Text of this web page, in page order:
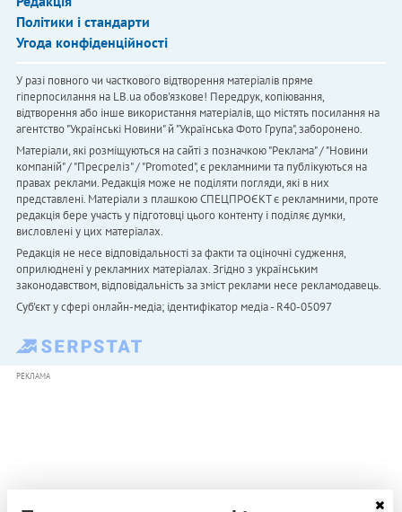
Політики і стандарти
Угода конфіденційності
У разі повного чи часткового відтворення матеріалів пряме
гіперпосилання на LB.ua обов'язкове! Передрук, копіювання,
відтворення або інше використання матеріалів, що містять посилання на
агентство "Українськi Новини" й "Українська Фото Група", заборонено.
Матеріали, які розміщуються на сайті з позначкою "Реклама" / "Новини
компаній" / "Пресреліз" / "Promoted", є рекламними та публікуються на
правах реклами. Редакція може не поділяти погляди, які в них
представлені. Матеріали з плашкою СПЕЦПРОЄКТ є рекламними, проте
редакція бере участь у підготовці цього контенту і поділяє думки,
висловлені у цих матеріалах.
Редакція не несе відповідальності за факти та оціночні судження,
оприлюднені у рекламних матеріалах. Згідно з українським
законодавством, відповідальність за зміст реклами несе рекламодавець.
Cуб'єкт у сфері онлайн-медіа; ідентифікатор медіа - R40-05097
РЕКЛАМА